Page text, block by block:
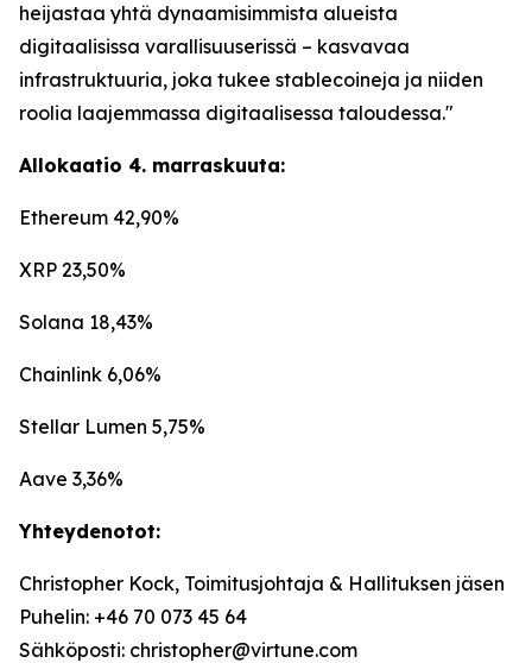
heijastaa yhtä dynaamisimmista alueista
digitaalisissa varallisuuserissä – kasvavaa
infrastruktuuria, joka tukee stablecoineja ja niiden
roolia laajemmassa digitaalisessa taloudessa."
Allokaatio 4. marraskuuta:
Ethereum 42,90%
XRP 23,50%
Solana 18,43%
Chainlink 6,06%
Stellar Lumen 5,75%
Aave 3,36%
Yhteydenotot:
Christopher Kock, Toimitusjohtaja & Hallituksen jäsen
Puhelin: +46 70 073 45 64
Sähköposti: christopher@virtune.com